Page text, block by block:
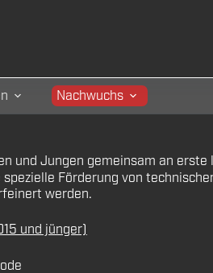
Nachwuchs
und Jungen gemeinsam an
Förderung von
werden.
und jünger)